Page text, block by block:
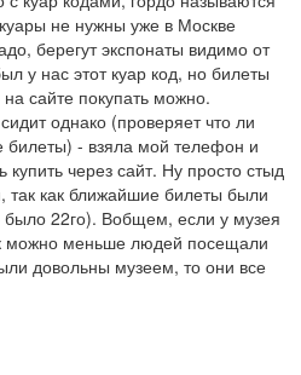
не нужны уже в Москве
берегут экспонаты видимо от
у нас этот куар код, но билеты
на сайте покупать можно.
однако (проверяет что ли
билеты) - взяла мой телефон и
купить через сайт. Ну просто стыд
так как ближайшие билеты были
было 22го). Вобщем, если у музея
можно меньше людей посещали
довольны музеем, то они все